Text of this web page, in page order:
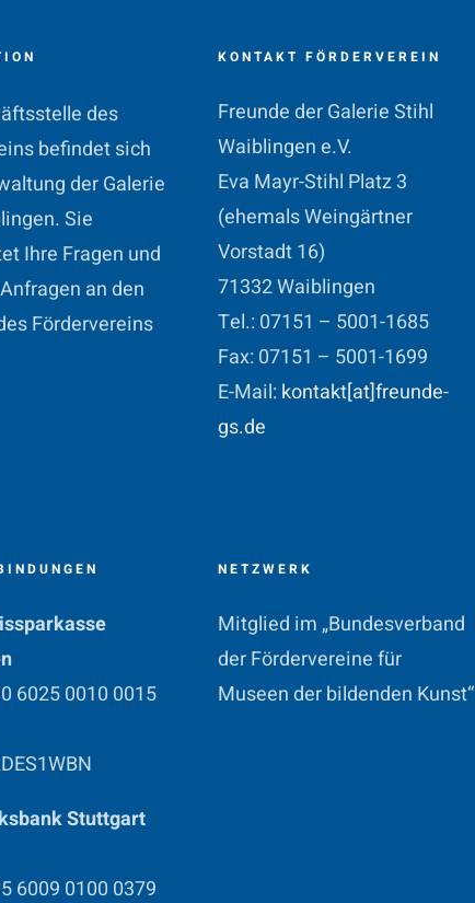
des
befindet sich
der Galerie
Sie
Ihre Fragen und
an den
Fördervereins
KONTAKT FÖRDERVEREIN
Freunde der Galerie Stihl
Waiblingen e.V.
Eva Mayr-Stihl Platz 3
(ehemals Weingärtner
Vorstadt 16)
71332 Waiblingen
Tel.: 07151 – 5001-1685
Fax: 07151 – 5001-1699
E-Mail: kontakt[at]freunde-
gs.de
6025 0010 0015
Stuttgart
6009 0100 0379
NETZWERK
Mitglied im „Bundesverband
der Fördervereine für
Museen der bildenden Kunst“